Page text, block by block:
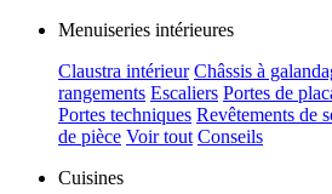
Menuiseries intérieures
Claustra intérieur Châssis à
rangements Escaliers Portes de
Portes techniques Revêtements de
de pièce Voir tout Conseils
Cuisines